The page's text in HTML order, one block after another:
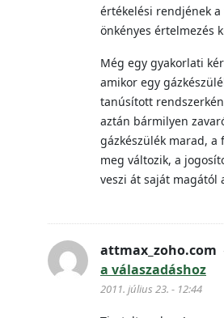
értékelési rendjének
önkényes értelmezés
Még egy gyakorlati
amikor egy
tanúsított
aztán bármilyen
gázkészülék marad,
meg változik, a
veszi át saját magától
attmax_zoho.com
a válaszadáshoz
2011. július 23. - 12:44